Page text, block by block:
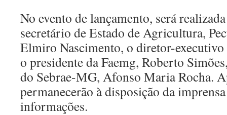
No evento de lançamento, será
secretário de Estado de Agricultura,
Elmiro Nascimento, o diretor-
o presidente da Faemg, Roberto
do Sebrae-MG, Afonso Maria Rocha.
permanecerão à disposição da
informações.